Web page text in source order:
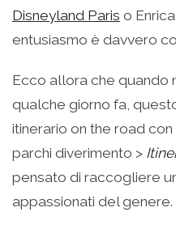
Disneyland Paris o
entusiasmo è davvero
Ecco allora che quando
qualche giorno fa,
itinerario on the road
parchi diverimento >
pensato di raccogliere
appassionati del genere.